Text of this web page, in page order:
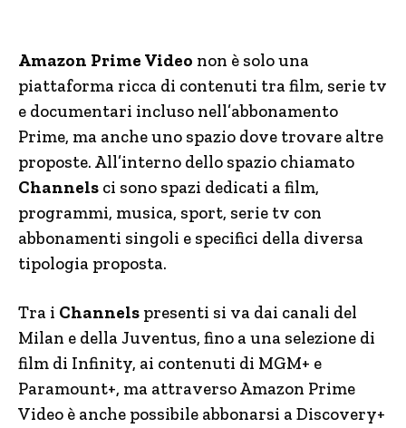
Amazon Prime Video non è solo una
piattaforma ricca di contenuti tra film, serie tv
e documentari incluso nell’abbonamento
Prime, ma anche uno spazio dove trovare altre
proposte. All’interno dello spazio chiamato
Channels ci sono spazi dedicati a film,
programmi, musica, sport, serie tv con
abbonamenti singoli e specifici della diversa
tipologia proposta.
Tra i Channels presenti si va dai canali del
Milan e della Juventus, fino a una selezione di
film di Infinity, ai contenuti di MGM+ e
Paramount+, ma attraverso Amazon Prime
Video è anche possibile abbonarsi a Discovery+